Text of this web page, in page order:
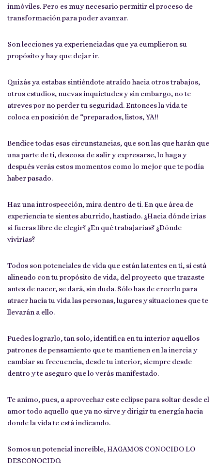
inmóviles. Pero es muy necesario permitir el proceso de
transformación para poder avanzar.
Son lecciones ya experienciadas que ya cumplieron su
propósito y hay que dejar ir.
Quizás ya estabas sintiéndote atraído hacia otros trabajos,
otros estudios, nuevas inquietudes y sin embargo, no te
atreves por no perder tu seguridad. Entonces la vida te
coloca en posición de “preparados, listos, YA!!
Bendice todas esas circunstancias, que son las que harán que
una parte de ti, deseosa de salir y expresarse, lo haga y
después verás estos momentos como lo mejor que te podía
haber pasado.
Haz una introspección, mira dentro de ti. En que área de
experiencia te sientes aburrido, hastiado. ¿Hacia dónde irías
si fueras libre de elegir? ¿En qué trabajarías? ¿Dónde
vivirías?
Todos son potenciales de vida que están latentes en ti, si está
alineado con tu propósito de vida, del proyecto que trazaste
antes de nacer, se dará, sin duda. Sólo has de creerlo para
atraer hacia tu vida las personas, lugares y situaciones que te
llevarán a ello.
Puedes lograrlo, tan solo, identifica en tu interior aquellos
patrones de pensamiento que te mantienen en la inercia y
cambiar su frecuencia, desde tu interior, siempre desde
dentro y te aseguro que lo verás manifestado.
Te animo, pues, a aprovechar este eclipse para soltar desde el
amor todo aquello que ya no sirve y dirigir tu energía hacia
donde la vida te está indicando.
Somos un potencial increíble, HAGAMOS CONOCIDO LO
DESCONOCIDO.